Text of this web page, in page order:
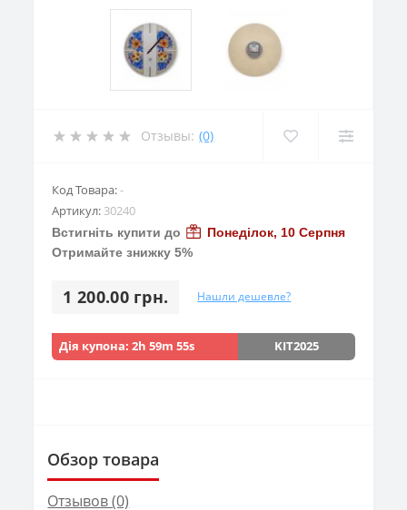
Отзывы: (0)
Код Товара:-
Артикул: 30240
Встигніть купити до
Понеділок, 10 Серпня
Отримайте знижку 5%
1 200.00 грн. Нашли дешевле?
Дія купона:2h 59m 53s KIT2025
Обзор товара
Отзывов (0)